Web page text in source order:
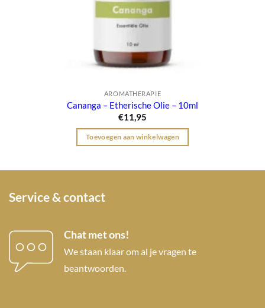
AROMATHERAPIE
Cananga – Etherische Olie – 10ml
€11,95
Toevoegen aan winkelwagen
Service & contact
Chat met ons!
We staan klaar om al je vragen te
beantwoorden.